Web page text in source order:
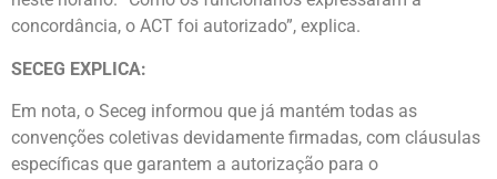
concordância, o ACT foi autorizado”, explica.
SECEG EXPLICA:
Em nota, o Seceg informou que já mantém todas as
convenções coletivas devidamente firmadas, com cláusulas
específicas que garantem a autorização para o